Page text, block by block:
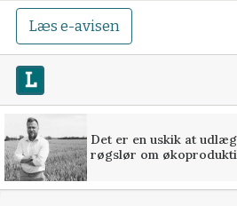
Læs e-avisen
Det er en uskik at
røgslør om